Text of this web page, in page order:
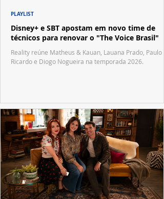
Disney+ e SBT apostam em novo time de
técnicos para renovar o "The Voice Brasil"
Reality reúne Matheus & Kauan, Lauana Prado, Paulo
Ricardo e Diogo Nogueira na temporada 2026.
PLAYLIST